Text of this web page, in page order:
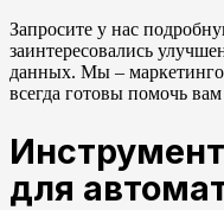
Запросите у нас
заинтересовались
данных. Мы –
всегда готовы помочь
для